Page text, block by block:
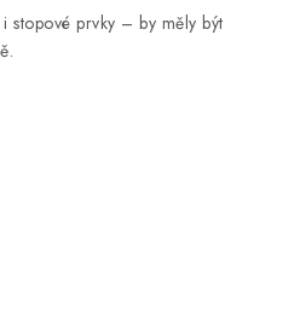
stopové prvky – by měly být